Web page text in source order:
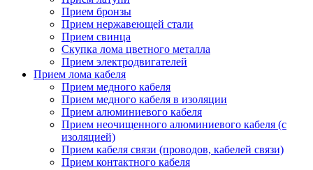
Прием бронзы
Прием нержавеющей стали
Прием свинца
Скупка лома цветного металла
Прием электродвигателей
Прием лома кабеля
Прием медного кабеля
Прием медного кабеля в изоляции
Прием алюминиевого кабеля
Прием неочищенного алюминиевого кабеля (с
изоляцией)
Прием кабеля связи (проводов, кабелей связи)
Прием контактного кабеля